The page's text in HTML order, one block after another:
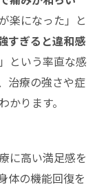
楽になった」と
すぎると違和感
という率直な感
治療の強さや症
ります。
に高い満足感を
体の機能回復を